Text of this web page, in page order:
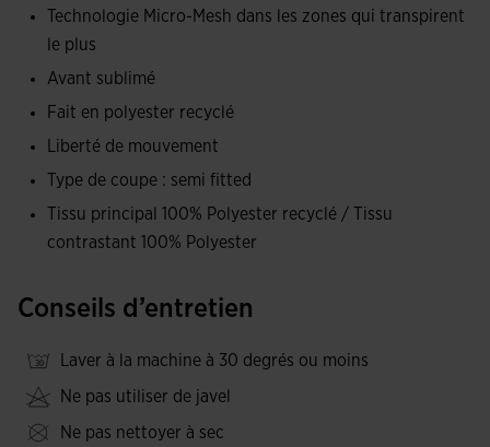
100 % avec du polyester recyclé dans un processus de
production durable. Joma contribue ainsi à freiner le
réchauffement climatique et à réduire les gaz polluants
émis dans l'atmosphère. Parmi les avantages de ce tissu,
comprend la technologie Micro-Mesh System sur les côtés,
ce qui facilite l'évacuation de la transpiration pour vous
garder au sec et au frais. C'est aussi un t-shirt confortable
d'optique de la partie avant pour lui donner une touche
Logo Joma brodé.
Technologie Micro-Mesh dans les zones qui transpirent
le plus
Avant sublimé
Fait en polyester recyclé
Liberté de mouvement
Type de coupe : semi fitted
Tissu principal 100% Polyester recyclé / Tissu
contrastant 100% Polyester
Conseils d’entretien
Laver à la machine à 30 degrés ou moins
Ne pas utiliser de javel
Ne pas nettoyer à sec